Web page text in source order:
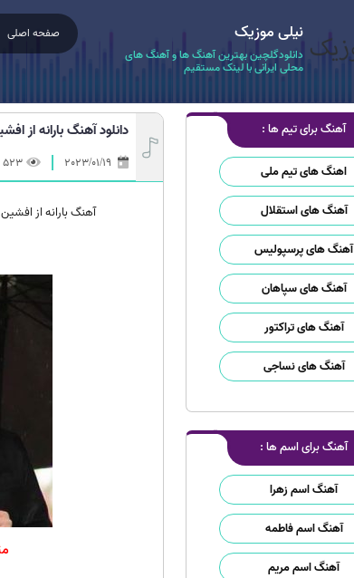
نیلی موزیک
دانلودگلچین بهترین آهنگ ها و آهنگ های
محلی ایرانی با لینک مستقیم
صفحه اصلی
آهنگ برای تیم ها :
اهنگ های تیم ملی
آهنگ های استقلال
آهنگ های پرسپولیس
آهنگ های سپاهان
آهنگ های تراکتور
آهنگ های نساجی
آهنگ برای اسم ها :
آهنگ اسم زهرا
آهنگ اسم فاطمه
آهنگ اسم مریم
دانلود آهنگ بارانه از
523
آهنگ بارانه از